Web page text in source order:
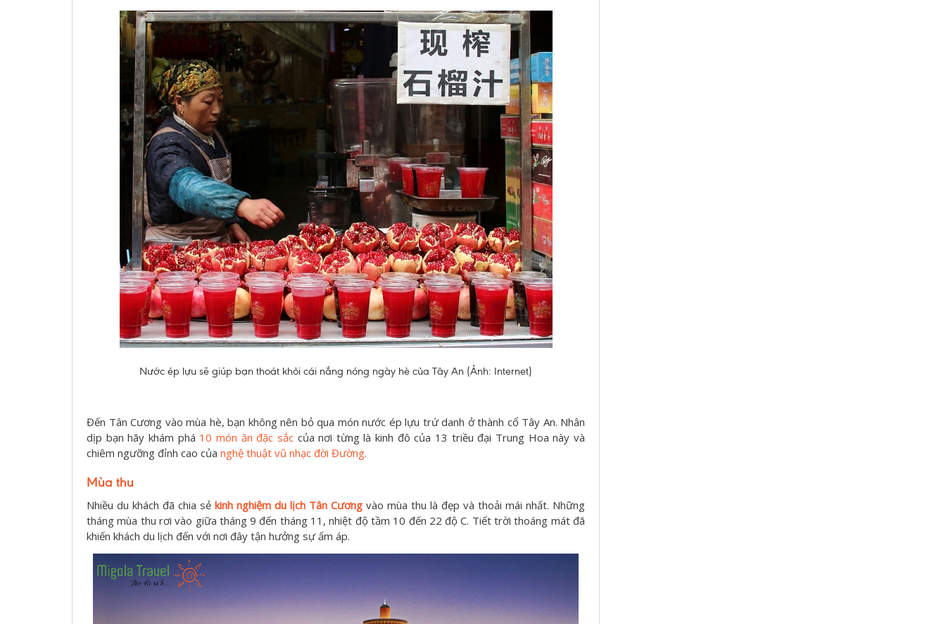
Nước ép lựu sẽ giúp bạn thoát khỏi cái nắng nóng ngày hè của Tây An (Ảnh: Internet)
Đến Tân Cương vào mùa hè, bạn không nên bỏ qua món nước ép lựu trứ danh ở thành cổ Tây An. Nhân
dịp bạn hãy khám phá 10 món ăn đặc sắccủa nơi từng là kinh đô của 13 triều đại Trung Hoa này và
chiêm ngưỡng đỉnh cao của nghệ thuật vũ nhạc đời Đường.
Mùa thu
Nhiều du khách đã chia sẻ kinh nghiệm du lịch Tân Cương vào mùa thu là đẹp và thoải mái nhất. Những
tháng mùa thu rơi vào giữa tháng 9 đến tháng 11, nhiệt độ tầm 10 đến 22 độ C. Tiết trời thoáng mát đã
khiến khách du lịch đến với nơi đây tận hưởng sự ấm áp.